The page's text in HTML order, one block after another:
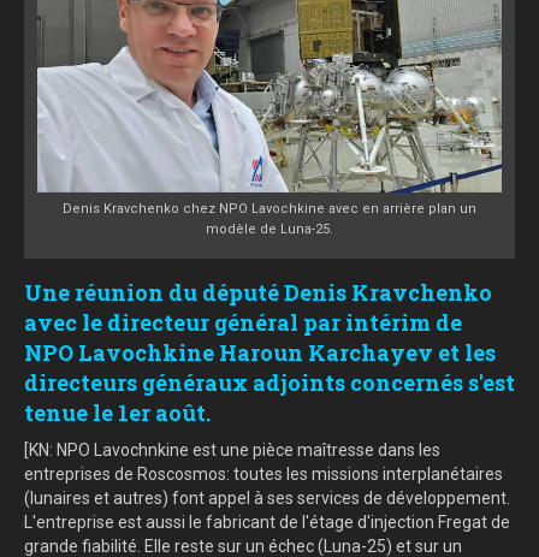
Denis Kravchenko chez NPO Lavochkine avec en arrière plan un
modèle de Luna-25.
Une réunion du député Denis Kravchenko
avec le directeur général par intérim de
NPO Lavochkine Haroun Karchayev et les
directeurs généraux adjoints concernés s'est
tenue le 1er août.
[KN: NPO Lavochnkine est une pièce maîtresse dans les
entreprises de Roscosmos: toutes les missions interplanétaires
(lunaires et autres) font appel à ses services de développement.
L'entreprise est aussi le fabricant de l'étage d'injection Fregat de
grande fiabilité. Elle reste sur un échec (Luna-25) et sur un